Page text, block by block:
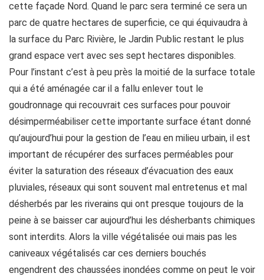
cette façade Nord. Quand le parc sera terminé ce sera un
parc de quatre hectares de superficie, ce qui équivaudra à
la surface du Parc Rivière, le Jardin Public restant le plus
grand espace vert avec ses sept hectares disponibles.
Pour l’instant c’est à peu près la moitié de la surface totale
qui a été aménagée car il a fallu enlever tout le
goudronnage qui recouvrait ces surfaces pour pouvoir
désimperméabiliser cette importante surface étant donné
qu’aujourd’hui pour la gestion de l’eau en milieu urbain, il est
important de récupérer des surfaces perméables pour
éviter la saturation des réseaux d’évacuation des eaux
pluviales, réseaux qui sont souvent mal entretenus et mal
désherbés par les riverains qui ont presque toujours de la
peine à se baisser car aujourd’hui les désherbants chimiques
sont interdits. Alors la ville végétalisée oui mais pas les
caniveaux végétalisés car ces derniers bouchés
engendrent des chaussées inondées comme on peut le voir